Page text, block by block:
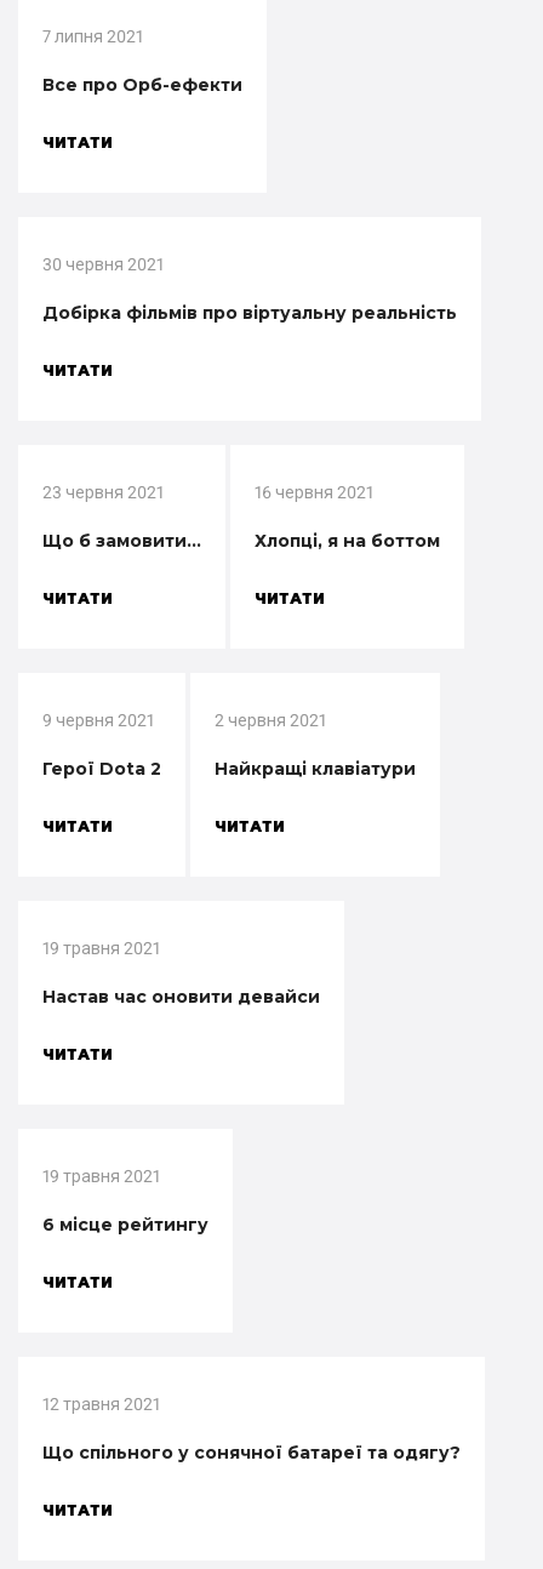
7 липня 2021
Все про Орб-ефекти
ЧИТАТИ
30 червня 2021
Добірка фільмів про віртуальну реальність
ЧИТАТИ
23 червня 2021
Що б замовити...
ЧИТАТИ
16 червня 2021
Хлопці, я на боттом
ЧИТАТИ
9 червня 2021
Герої Dota 2
ЧИТАТИ
2 червня 2021
Найкращі клавіатури
ЧИТАТИ
19 травня 2021
Настав час оновити девайси
ЧИТАТИ
19 травня 2021
6 місце рейтингу
ЧИТАТИ
12 травня 2021
Що спільного у сонячної батареї та одягу?
ЧИТАТИ